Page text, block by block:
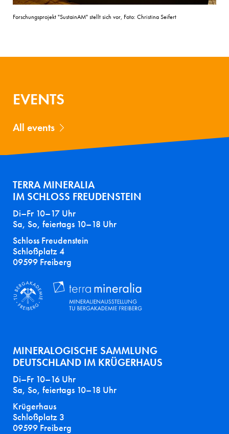
Forschungsprojekt "SustainAM" stellt sich vor, Foto: Christina Seifert
EVENTS
All events
TERRA MINERALIA
IM SCHLOSS FREUDENSTEIN
Di–Fr 10–17 Uhr
Sa, So, feiertags 10–18 Uhr
Schloss Freudenstein
Schloßplatz 4
09599 Freiberg
MINERALOGISCHE SAMMLUNG
DEUTSCHLAND IM KRÜGERHAUS
Di–Fr 10–16 Uhr
Sa, So, feiertags 10–18 Uhr
Krügerhaus
Schloßplatz 3
09599 Freiberg